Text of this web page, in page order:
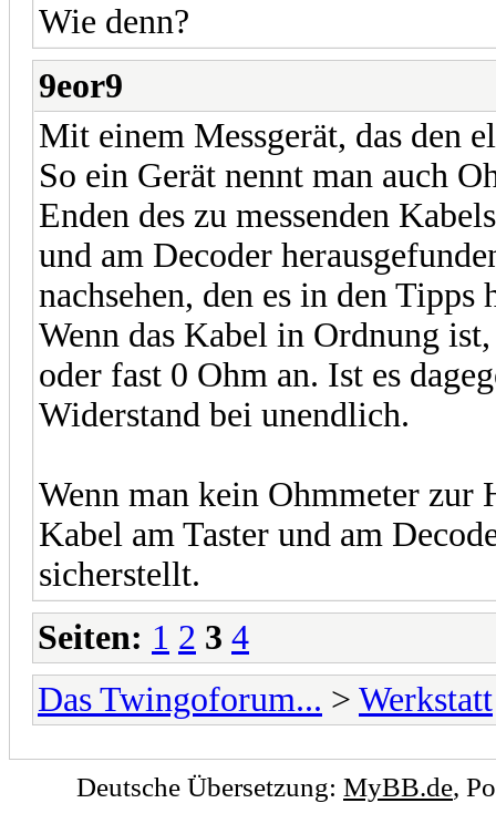
Wie denn?
9eor9
Mit einem Messgerät, das den
So ein Gerät nennt man auch
Enden des zu messenden
und am Decoder
nachsehen, den es in den
Wenn das Kabel in Ordnung
oder fast 0 Ohm an. Ist es
Widerstand bei unendlich.
Wenn man kein Ohmmeter zur
Kabel am Taster und am
sicherstellt.
Seiten: 1 2 3 4
Das Twingoforum... > Werkstatt
Deutsche Übersetzung: MyBB.de,